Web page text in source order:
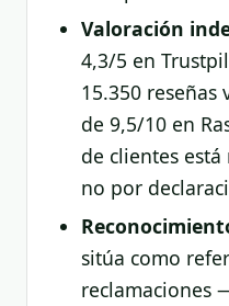
Valoración
4,3/5 en
15.350 reseñas
de 9,5/10 en
de clientes
no por
sitúa como
reclamaciones